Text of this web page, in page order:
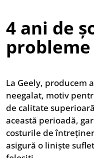
4 ani de
probleme
La Geely, producem
neegalat, motiv
de calitate
această perioadă,
costurile de
asigură o liniște